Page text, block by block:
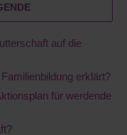
auf die
erklärt?
für werdende